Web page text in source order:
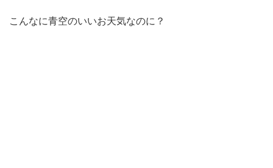
こんなに青空のいいお天気なのに？